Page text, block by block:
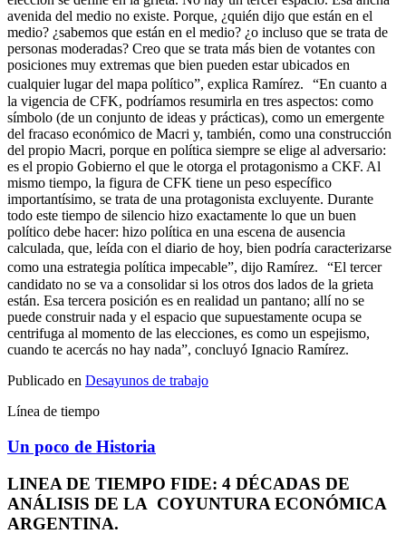
avenida del medio no existe. Porque, ¿quién dijo que están en el
medio? ¿sabemos que están en el medio? ¿o incluso que se trata de
personas moderadas? Creo que se trata más bien de votantes con
posiciones muy extremas que bien pueden estar ubicados en
cualquier lugar del mapa político”, explica Ramírez. “En cuanto a
la vigencia de CFK, podríamos resumirla en tres aspectos: como
símbolo (de un conjunto de ideas y prácticas), como un emergente
del fracaso económico de Macri y, también, como una construcción
del propio Macri, porque en política siempre se elige al adversario:
es el propio Gobierno el que le otorga el protagonismo a CKF. Al
mismo tiempo, la figura de CFK tiene un peso específico
importantísimo, se trata de una protagonista excluyente. Durante
todo este tiempo de silencio hizo exactamente lo que un buen
político debe hacer: hizo política en una escena de ausencia
calculada, que, leída con el diario de hoy, bien podría caracterizarse
como una estrategia política impecable”, dijo Ramírez. “El tercer
candidato no se va a consolidar si los otros dos lados de la grieta
están. Esa tercera posición es en realidad un pantano; allí no se
puede construir nada y el espacio que supuestamente ocupa se
centrifuga al momento de las elecciones, es como un espejismo,
cuando te acercás no hay nada”, concluyó Ignacio Ramírez.
Publicado en Desayunos de trabajo
Línea de tiempo
Un poco de Historia
LINEA DE TIEMPO FIDE: 4 DÉCADAS DE
ANÁLISIS DE LA COYUNTURA ECONÓMICA
ARGENTINA.